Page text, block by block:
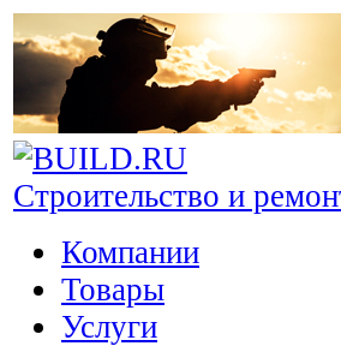
Строительство и
Компании
Товары
Услуги